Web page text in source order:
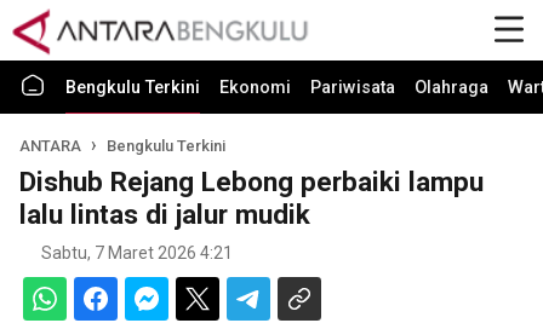
Bengkulu Terkini Ekonomi Pariwisata Olahraga
ANTARA Bengkulu Terkini
Dishub Rejang Lebong perbaiki lampu
lalu lintas di jalur mudik
Sabtu, 7 Maret 2026 4:21